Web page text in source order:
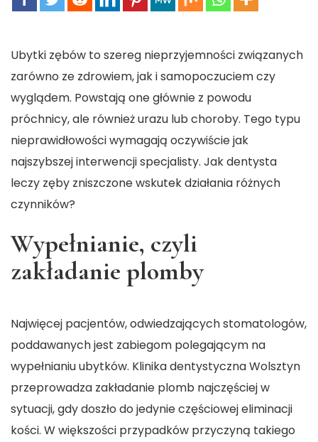
Ubytki zębów to szereg nieprzyjemności związanych
zarówno ze zdrowiem, jak i samopoczuciem czy
wyglądem. Powstają one głównie z powodu
próchnicy, ale również urazu lub choroby. Tego typu
nieprawidłowości wymagają oczywiście jak
najszybszej interwencji specjalisty. Jak dentysta
leczy zęby zniszczone wskutek działania różnych
czynników?
Wypełnianie, czyli
zakładanie plomby
Najwięcej pacjentów, odwiedzających stomatologów,
poddawanych jest zabiegom polegającym na
wypełnianiu ubytków. Klinika dentystyczna Wolsztyn
przeprowadza zakładanie plomb najczęściej w
sytuacji, gdy doszło do jedynie częściowej eliminacji
kości. W większości przypadków przyczyną takiego